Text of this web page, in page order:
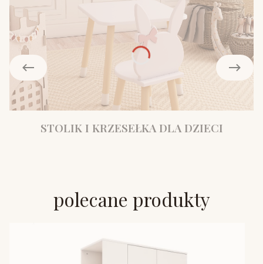
STOLIK I KRZESEŁKA DLA DZIECI
polecane produkty